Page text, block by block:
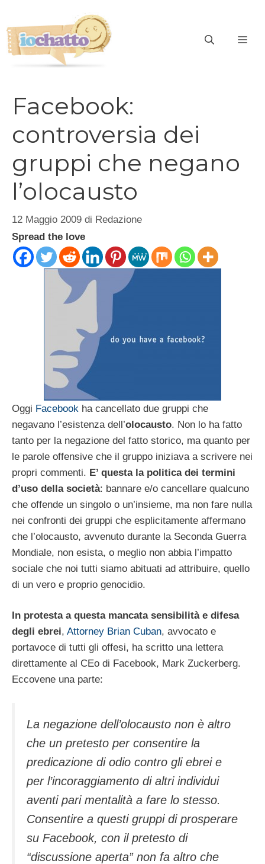
contenuto
Facebook:
controversia dei
gruppi che negano
l’olocausto
12 Maggio 2009 di Redazione
Spread the love
Oggi Facebook ha cancellato due gruppi che
negavano l’esistenza dell’olocausto. Non lo ha fatto
tanto per la negazione del fatto storico, ma quanto per
le parole offensive che il gruppo iniziava a scrivere nei
propri commenti. E’ questa la politica dei termini
d’uso della società: bannare e/o cancellare qualcuno
che offende un singolo o un’insieme, ma non fare nulla
nei confronti dei gruppi che esplicitamente affermano
che l’olocausto, avvenuto durante la Seconda Guerra
Mondiale, non esista, o meglio non abbia l’impatto
sociale che noi tutti siamo abituati ad attribuire, quello
di un vero e proprio genocidio.
In protesta a questa mancata sensibilità e difesa
degli ebrei, Attorney Brian Cuban, avvocato e
portavoce di tutti gli offesi, ha scritto una lettera
direttamente al CEo di Facebook, Mark Zuckerberg.
Eccovene una parte:
La negazione dell’olocausto non è altro
che un pretesto per consentire la
predicazione di odio contro gli ebrei e
per l’incoraggiamento di altri individui
aventi pari mentalità a fare lo stesso.
Consentire a questi gruppi di prosperare
su Facebook, con il pretesto di
“discussione aperta” non fa altro che